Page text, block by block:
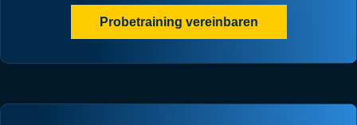
Probetraining vereinbaren